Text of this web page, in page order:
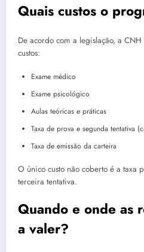
Quais custos o
De acordo com a legislação, a
custos:
Exame médico
Exame psicológico
Aulas teóricas e práticas
Taxa de prova e segunda tentativa
Taxa de emissão da carteira
O único custo não coberto é a taxa
terceira tentativa.
Quando e onde as
a valer?